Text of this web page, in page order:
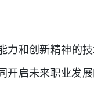
和创新精神的
开启未来职业发